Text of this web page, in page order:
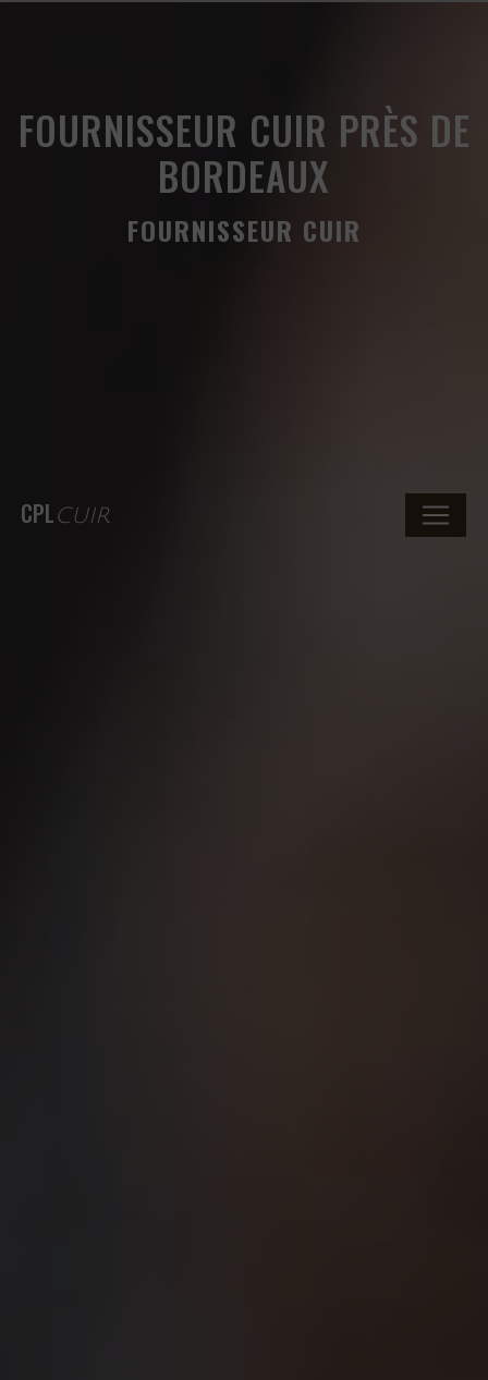
CPLCUIR
FOURNISSEUR CUIR PRÈS DE
BORDEAUX
FOURNISSEUR CUIR